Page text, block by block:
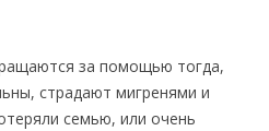
за помощью тогда,
страдают мигренями и
семью, или очень